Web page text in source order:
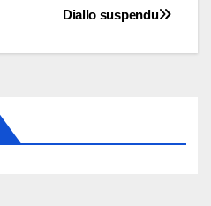
Diallo suspendu